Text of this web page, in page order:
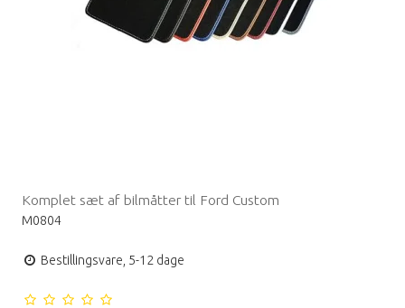
Komplet sæt af bilmåtter til Ford Custom
M0804
Bestillingsvare, 5-12 dage